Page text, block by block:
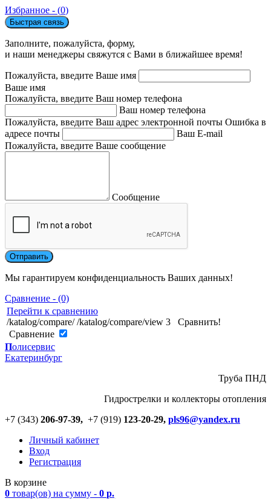
Избранное - (0)
Быстрая связь
Заполните, пожалуйста, форму,
и наши менеджеры свяжутся с Вами в ближайшее время!
Пожалуйста, введите Ваше имя
Ваше имя
Пожалуйста, введите Ваш номер телефона
Ваш номер телефона
Пожалуйста, введите Ваш адрес электронной почты Ошибка в
адресе почты
Ваш E-mail
Пожалуйста, введите Ваше сообщение
Сообщение
Мы гарантируем конфиденциальность Ваших данных!
Сравнение - (0)
Перейти к сравнению
/katalog/compare/ /katalog/compare/view 3
Сравнить!
Cравнение
Полисервис
Екатеринбург
Труба ПНД
Гидрострелки и коллекторы отопления
+7 (343) 206-97-39, +7 (919) 123-20-29, pls96@yandex.ru
Личный кабинет
Вход
Регистрация
В корзине
0 товар(ов) на сумму - 0 р.